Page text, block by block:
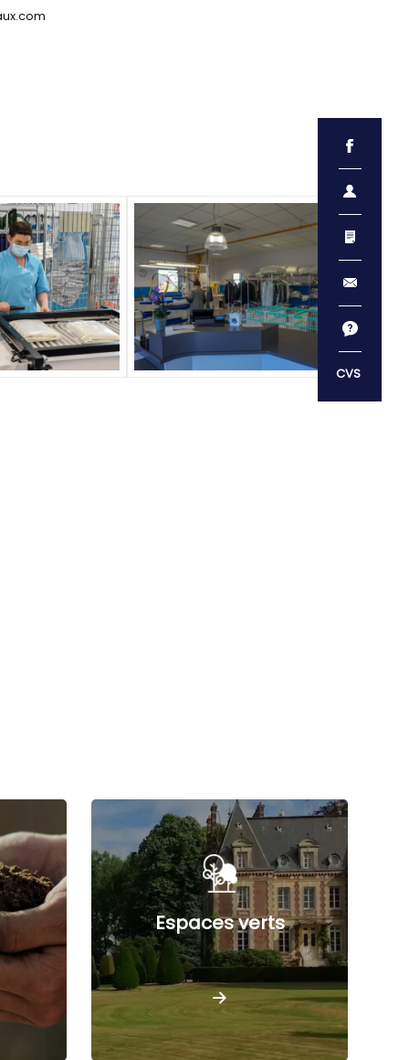
Espaces verts